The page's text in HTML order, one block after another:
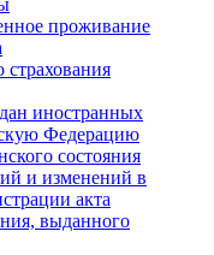
проживание
иностранных
Федерацию
состояния
и изменений в
акта
выданного